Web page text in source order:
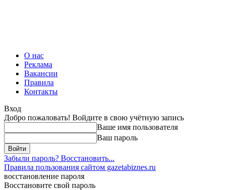
О нас
Реклама
Вакансии
Правила
Контакты
Вход
Добро пожаловать! Войдите в свою учётную запись
Ваше имя пользователя
Ваш пароль
Забыли пароль? Восстановить...
Правила пользования сайтом gazetabiznes.ru
восстановление пароля
Восстановите свой пароль